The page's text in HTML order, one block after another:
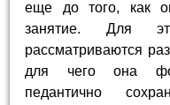
еще до того, как
занятие. Для
рассматриваются
для чего она
педантично